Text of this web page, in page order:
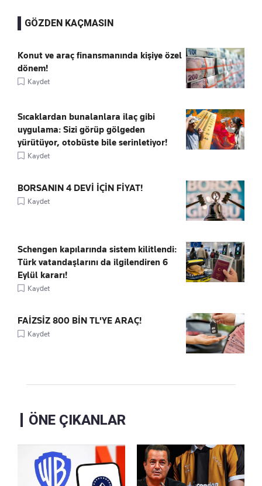
GÖZDEN KAÇMASIN
Konut ve araç finansmanında kişiye özel
dönem!
Kaydet
Sıcaklardan bunalanlara ilaç gibi
uygulama: Sizi görüp gölgeden
yürütüyor, otobüste bile serinletiyor!
Kaydet
BORSANIN 4 DEVİ İÇİN FİYAT!
Kaydet
Schengen kapılarında sistem kilitlendi:
Türk vatandaşlarını da ilgilendiren 6
Eylül kararı!
Kaydet
FAİZSİZ 800 BİN TL'YE ARAÇ!
Kaydet
ÖNE ÇIKANLAR